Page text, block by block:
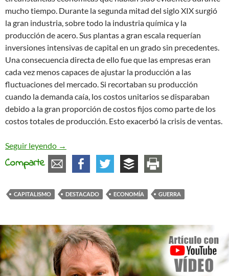
mucho tiempo. Durante la segunda mitad del siglo XIX surgió
la gran industria, sobre todo la industria química y la
producción de acero. Sus plantas a gran escala requerían
inversiones intensivas de capital en un grado sin precedentes.
Una consecuencia directa de ello fue que las empresas eran
cada vez menos capaces de ajustar la producción a las
fluctuaciones del mercado. Si recortaban su producción
cuando la demanda caía, los costos unitarios se disparaban
debido a la gran proporción de costos fijos como parte de los
costos totales de producción. Esto exacerbó la crisis de ventas.
Seguir leyendo Sobre la conexión entre guerra y capitalismo: El
→
Comparte
CAPITALISMO DESTACADO ECONOMÍA GUERRA